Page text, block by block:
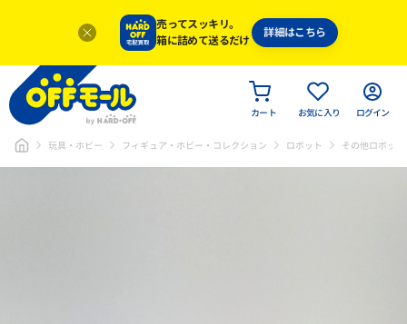
売ってスッキリ。
箱に詰めて送るだけ
詳細はこちら
カート お気に入り ログイン
玩具・ホビー フィギュア・ホビー・コレクション ロボット その他ロボット